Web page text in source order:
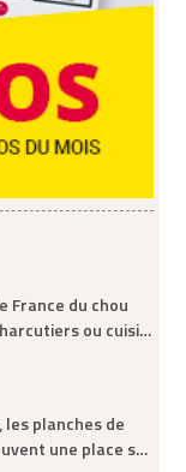
France du chou
ou cuisi…
les planches de
une place s…